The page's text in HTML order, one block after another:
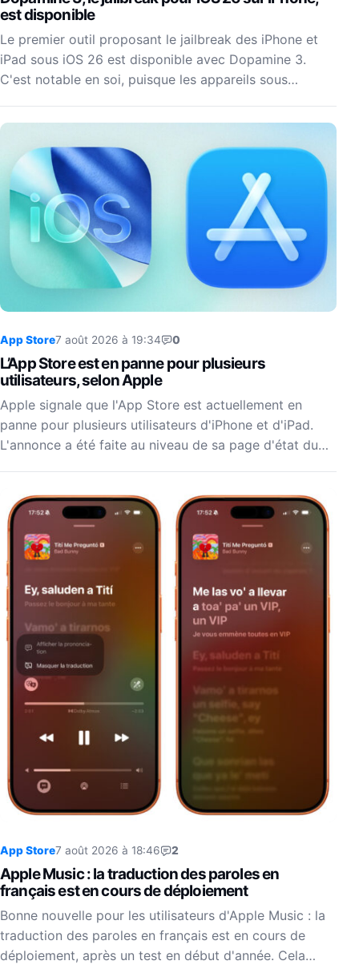
est disponible
Le premier outil proposant le jailbreak des iPhone et
iPad sous iOS 26 est disponible avec Dopamine 3.
C'est notable en soi, puisque les appareils sous…
App Store7 août 2026 à 19:34 0
L’App Store est en panne pour plusieurs
utilisateurs, selon Apple
Apple signale que l'App Store est actuellement en
panne pour plusieurs utilisateurs d'iPhone et d'iPad.
L'annonce a été faite au niveau de sa page d'état du…
App Store7 août 2026 à 18:46 2
Apple Music : la traduction des paroles en
français est en cours de déploiement
Bonne nouvelle pour les utilisateurs d'Apple Music : la
traduction des paroles en français est en cours de
déploiement, après un test en début d'année. Cela…